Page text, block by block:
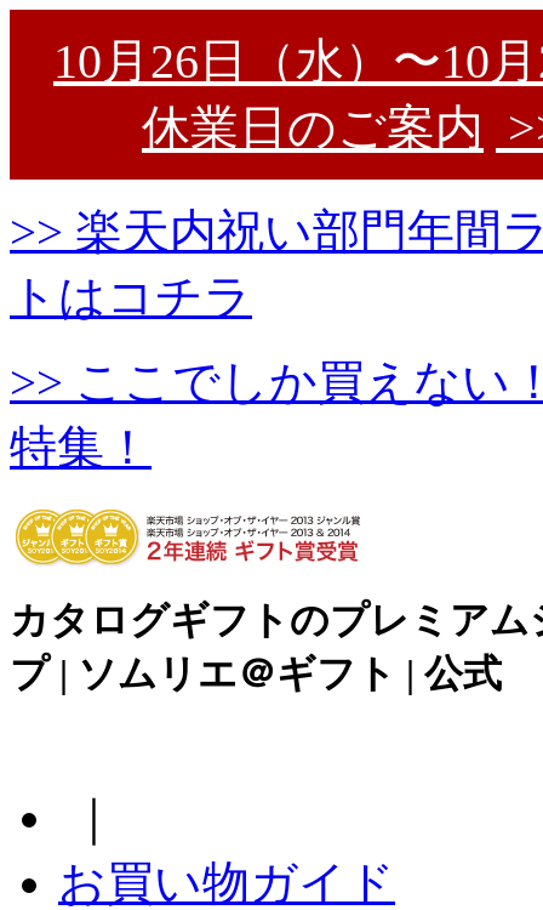
10月26日（水）〜10
休業日のご案内
>> 楽天内祝い部門年間
トはコチラ
>> ここでしか買えない
特集！
カタログギフトのプレミアム
プ | ソムリエ＠ギフト | 公式
お買い物ガイド